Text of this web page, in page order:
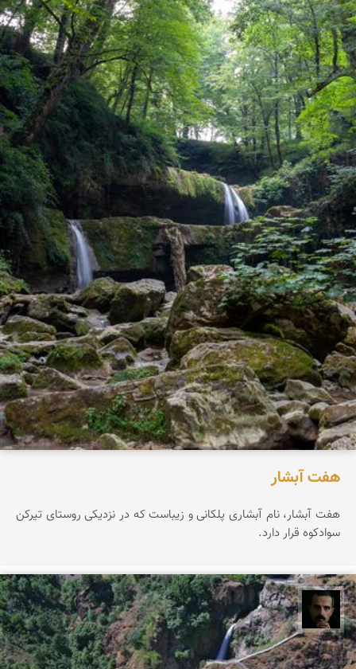
هفت آبشار
هفت آبشار، نام آبشاری پلکانی و زیباست که در نزدیکی روستای تیرکن
سوادکوه قرار دارد.
عباس رحمانی